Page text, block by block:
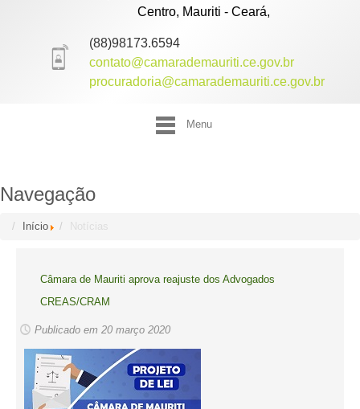
Centro, Mauriti - Ceará,
(88)98173.6594
contato@camarademauriti.ce.gov.br
procuradoria@camarademauriti.ce.gov.br
Menu
Navegação
Início Notícias
Câmara de Mauriti aprova reajuste dos Advogados
CREAS/CRAM
Publicado em 20 março 2020